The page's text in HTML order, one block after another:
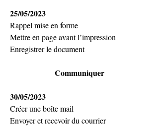
25/05/2023
Rappel mise en forme
Mettre en page avant l’impression
Enregistrer le document
Communiquer
30/05/2023
Créer une boîte mail
Envoyer et recevoir du courrier